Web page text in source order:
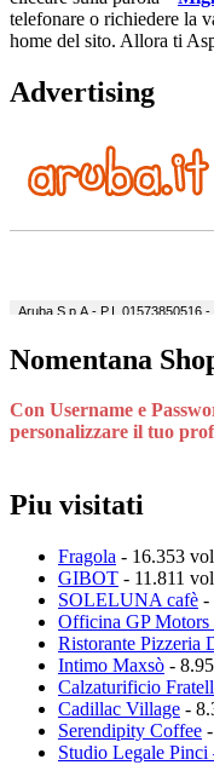
telefonare o richiedere la
home del sito. Allora ti
Advertising
Nomentana
Con Username e
personalizzare il tuo
Piu visitati
Fragola - 16.353
GIBOT - 11.811
SOLELUNA cafè -
Officina GP Motors
Ristorante Pizzeria
Intimo Maxsò -
Calzaturificio
Cadillac Village -
Serendipity Coffee
Studio Legale Pinci